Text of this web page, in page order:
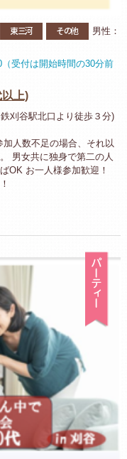
東三河 その他
男性：
受付は開始時間の30分前
上)
刈谷駅北口より徒歩３分)
人数不足の場合、それ以
男女共に独身で第二の人
OK お一人様参加歓迎！
パ